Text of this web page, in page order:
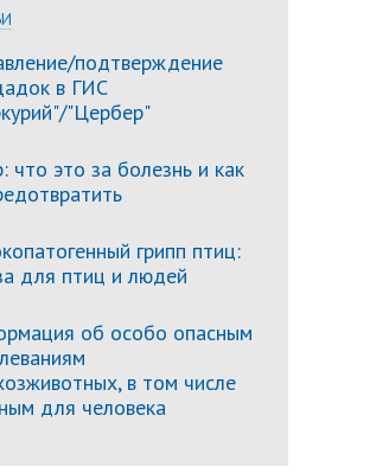
подтверждение
в ГИС
"Цербер"
что это за болезнь и как
грипп птиц:
для птиц и людей
об особо опасным
в том числе
для человека